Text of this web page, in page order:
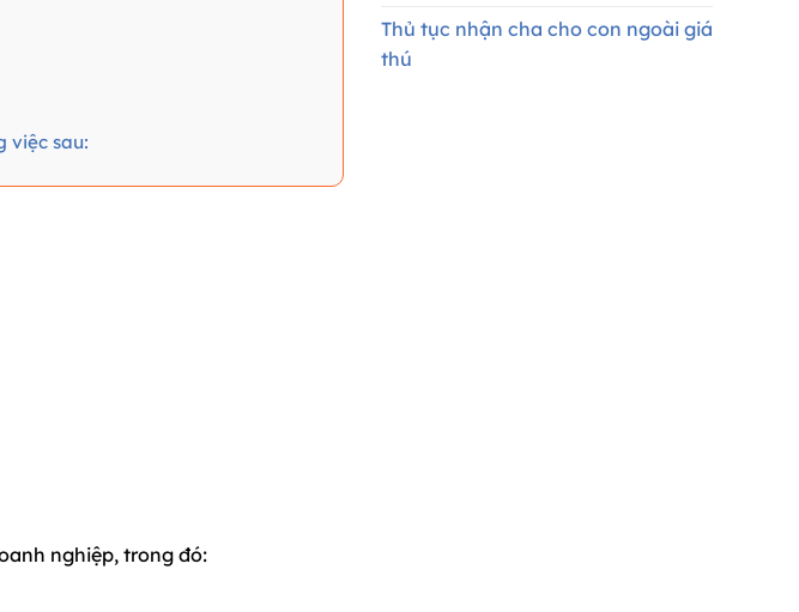
việc sau:
nghiệp, trong đó:
Thủ tục nhận cha cho con ngoài giá
thú